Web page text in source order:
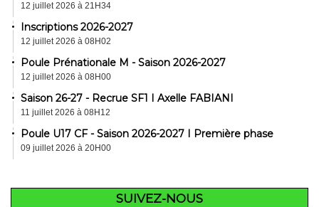
12 juillet 2026 à 21H34
Inscriptions 2026-2027
12 juillet 2026 à 08H02
Poule Prénationale M - Saison 2026-2027
12 juillet 2026 à 08H00
Saison 26-27 - Recrue SF1 I Axelle FABIANI
11 juillet 2026 à 08H12
Poule U17 CF - Saison 2026-2027 I Première phase
09 juillet 2026 à 20H00
SUIVEZ-NOUS